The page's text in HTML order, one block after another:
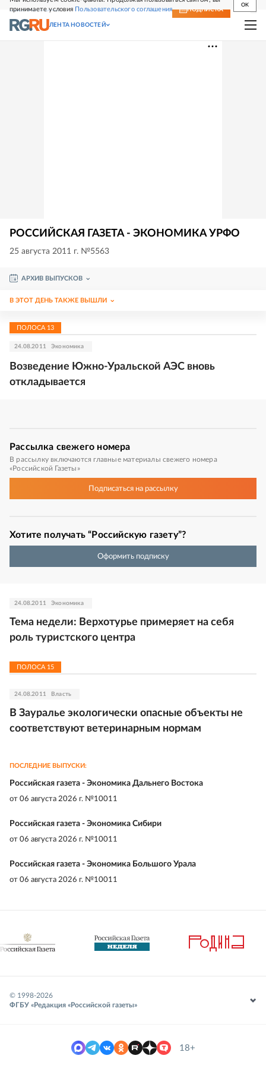
принимаете условия Пользовательского соглашения
OK
СВЕЖИЙ НОМЕР ПОДПИСКА
ЛЕНТА НОВОСТЕЙ
РОССИЙСКАЯ ГАЗЕТА - ЭКОНОМИКА УРФО
25 августа 2011 г. №5563
АРХИВ ВЫПУСКОВ
В ЭТОТ ДЕНЬ ТАКЖЕ ВЫШЛИ
ПОЛОСА 13
24.08.2011 Экономика
Возведение Южно-Уральской АЭС вновь
откладывается
Рассылка свежего номера
В рассылку включаются главные материалы свежего номера
«Российской Газеты»
Подписатьсяна рассылку
Хотите получать “Российскую газету”?
Оформить подписку
24.08.2011 Экономика
Тема недели: Верхотурье примеряет на себя
роль туристского центра
ПОЛОСА 15
24.08.2011 Власть
В Зауралье экологически опасные объекты не
соответствуют ветеринарным нормам
ПОСЛЕДНИЕ ВЫПУСКИ:
Российская газета - Экономика Дальнего Востока
от 06 августа 2026 г. №10011
Российская газета - Экономика Сибири
от 06 августа 2026 г. №10011
Российская газета - Экономика Большого Урала
от 06 августа 2026 г. №10011
© 1998-2026
ФГБУ «Редакция «Российской газеты»
18+